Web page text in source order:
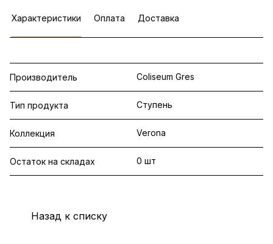
Характеристики Оплата Доставка
Производитель Coliseum Gres
Тип продукта Ступень
Коллекция Verona
Остаток на складах 0 шт
Назад к списку